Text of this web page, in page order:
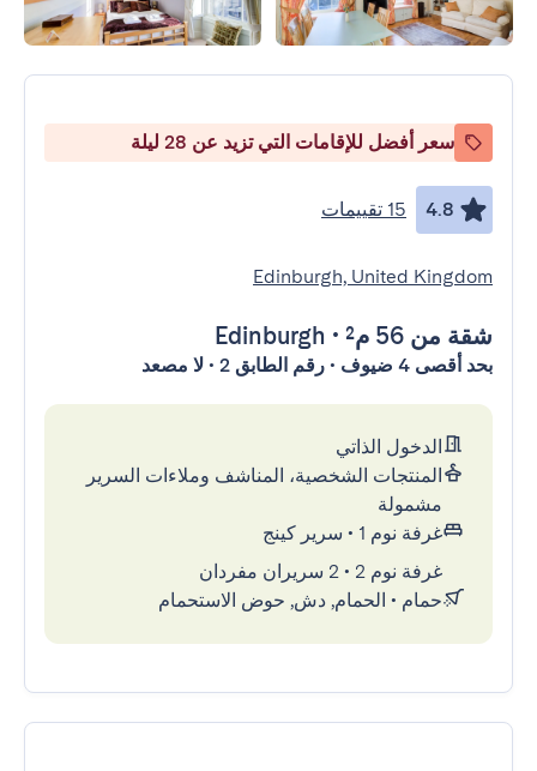
سعر أفضل للإقامات التي تزيد عن 28 ليلة
4.8 15 تقييمات
Edinburgh, United Kingdom
شقة من 56 م² •
Edinburgh
بحد أقصى 4 ضيوف • رقم الطابق 2 • لا مصعد
الدخول الذاتي
المنتجات الشخصية، المناشف وملاءات السرير
مشمولة
غرفة نوم 1
• سرير كينج
غرفة نوم 2
• 2 سريران مفردان
حمام • الحمام, دش, حوض الاستحمام